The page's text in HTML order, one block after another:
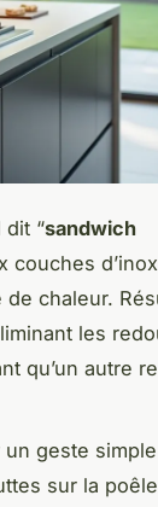
dit “sandwich
couches d’inox
chaleur.
les
qu’un autre
geste
sur la